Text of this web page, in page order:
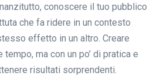
conoscere il tuo pubblico
che fa ridere in un contesto
effetto in un altro. Creare
ma con un po’ di pratica e
risultati sorprendenti.